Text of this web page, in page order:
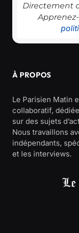
Directement
À PROPOS
Le Parisien Matin
collaboratif,
sur des sujets
Nous travaillons
indépendants,
et les interviews.